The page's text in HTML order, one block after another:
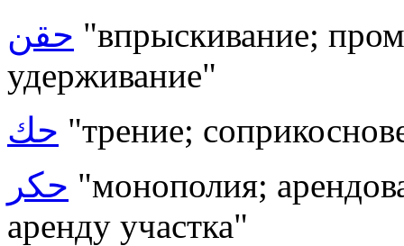
حقن "впрыскивание;
удерживание"
حك "трение;
حكر "монополия;
аренду участка"